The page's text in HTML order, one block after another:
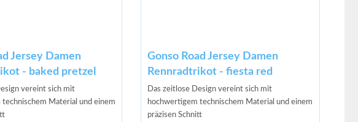
Jersey Damen
- baked pretzel
vereint sich mit
technischem Material und einem
Gonso Road Jersey Damen
Rennradtrikot - fiesta red
Das zeitlose Design vereint sich mit
hochwertigem technischem Material und einem
präzisen Schnitt